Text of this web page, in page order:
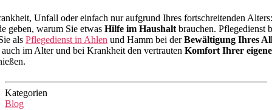
Unfall oder einfach nur aufgrund Ihres fortschreitenden
geben, warum Sie etwasHilfe im Haushalt brauchen. Pflegedienst
alsPflegedienst in Ahlen und Hamm bei derBewältigung Ihres
auch im Alter und bei Krankheit den vertrautenKomfort Ihrer
Kategorien
Blog